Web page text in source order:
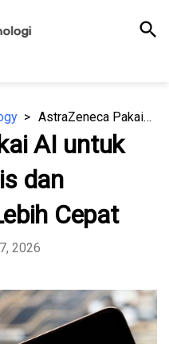
search
AstraZeneca Pakai AI untuk Percepat Uji Klinis dan Temukan Obat Lebih Cepat
AI untuk
dan
Cepat
2026